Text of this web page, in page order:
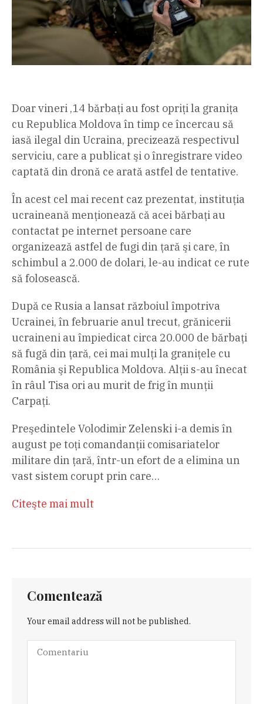
Doar vineri ,14 bărbaţi au fost opriţi la graniţa
cu Republica Moldova în timp ce încercau să
iasă ilegal din Ucraina, precizează respectivul
serviciu, care a publicat şi o înregistrare video
captată din dronă ce arată astfel de tentative.
În acest cel mai recent caz prezentat, instituţia
ucraineană menţionează că acei bărbaţi au
contactat pe internet persoane care
organizează astfel de fugi din ţară şi care, în
schimbul a 2.000 de dolari, le-au indicat ce rute
să folosească.
După ce Rusia a lansat războiul împotriva
Ucrainei, în februarie anul trecut, grănicerii
ucraineni au împiedicat circa 20.000 de bărbaţi
să fugă din ţară, cei mai mulţi la graniţele cu
România şi Republica Moldova. Alţii s-au înecat
în râul Tisa ori au murit de frig în munţii
Carpaţi.
Preşedintele Volodimir Zelenski i-a demis în
august pe toţi comandanţii comisariatelor
militare din ţară, într-un efort de a elimina un
vast sistem corupt prin care…
Citeşte mai mult
Comentează
Your email address will not be published.